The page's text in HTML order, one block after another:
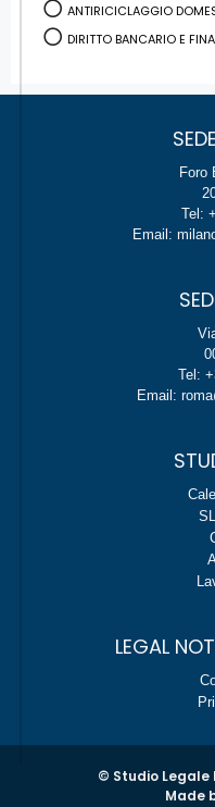
ANTIRICICLAGGIO
DIRITTO BANCARIO E
Foro
Tel:
Email:
Tel:
Email:
LEGAL
© Studio Legale
Made